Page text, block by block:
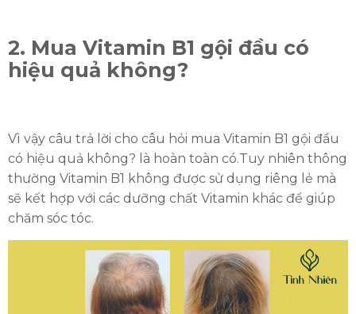
2. Mua Vitamin B1 gội đầu có
hiệu quả không?
Vì vậy câu trả lời cho câu hỏi mua Vitamin B1 gội đầu
có hiệu quả không? là hoàn toàn có.Tuy nhiên thông
thường Vitamin B1 không được sử dụng riêng lẻ mà
sẽ kết hợp với các dưỡng chất Vitamin khác để giúp
chăm sóc tóc.